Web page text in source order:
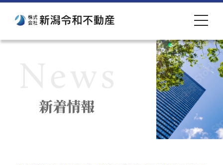
toggle
新着情報